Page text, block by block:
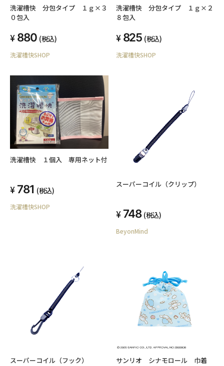
洗濯槽快 分包タイプ １ｇ×３
０包入
880 (税込)
洗濯槽快SHOP
洗濯槽快 分包タイプ １ｇ×２
８包入
825 (税込)
洗濯槽快SHOP
洗濯槽快 １個入 専用ネット付
781 (税込)
洗濯槽快SHOP
スーパーコイル（クリップ）
748 (税込)
BeyonMind
スーパーコイル（フック） サンリオ シナモロール 巾着